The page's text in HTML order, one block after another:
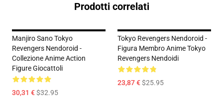
Prodotti correlati
Manjiro Sano Tokyo
Revengers Nendoroid -
Collezione Anime Action
Figure Giocattoli
30,31 €$32.95
Tokyo Revengers Nendoroid -
Figura Membro Anime Tokyo
Revengers Nendoidi
23,87 €$25.95